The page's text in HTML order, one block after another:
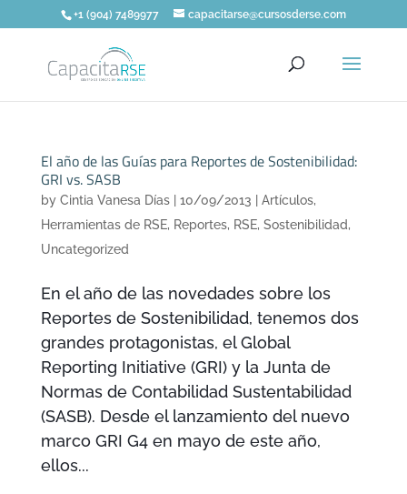
+1 (904) 7489977 capacitarse@cursosderse.com
El año de las Guías para Reportes de Sostenibilidad:
GRI vs. SASB
by Cintia Vanesa Días| 10/09/2013 Artículos,
Herramientas de RSE, Reportes, RSE, Sostenibilidad,
Uncategorized
En el año de las novedades sobre los
Reportes de Sostenibilidad, tenemos dos
grandes protagonistas, el Global
Reporting Initiative (GRI) y la Junta de
Normas de Contabilidad Sustentabilidad
(SASB). Desde el lanzamiento del nuevo
marco GRI G4 en mayo de este año,
ellos...